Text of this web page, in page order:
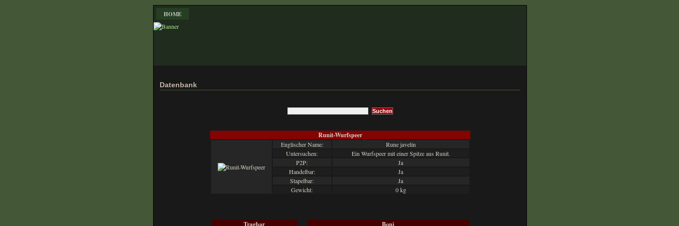
HOME
Datenbank
Runit-Wurfspeer
Englischer Name:
Rune javelin
Untersuchen:
Ein Wurfspeer mit einer Spitze aus Runit.
P2P:
Ja
Handelbar:
Ja
Stapelbar:
Ja
Gewicht:
0 kg
Tragbar Boni